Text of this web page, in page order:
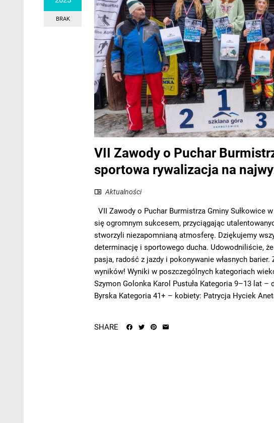
BRAK
VII Zawody o Puchar
sportowa rywalizacja na
Aktualności
VII Zawody o Puchar Burmistrza Gminy Sułkowice
się ogromnym sukcesem, przyciągając
stworzyli niezapomnianą atmosferę. Dziękujemy
determinację i sportowego ducha. Udowodniliście,
pasja, radość z jazdy i pokonywanie własnych
wyników! Wyniki w poszczególnych kategoriach
Szymon Golonka Karol Pustuła Kategoria 9–13 lat
Byrska Kategoria 41+ – kobiety: Patrycja Hyciek
SHARE